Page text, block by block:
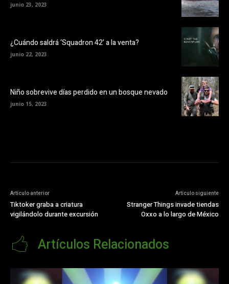
junio 23, 2023
¿Cuándo saldrá ‘Squadron 42’ a la venta?
junio 22, 2023
Niño sobrevive días perdido en un bosque nevado
junio 15, 2023
Artículo anterior
Tiktoker graba a criatura
vigilándolo durante excursión
Artículo siguiente
Stranger Things invade tiendas
Oxxo a lo largo de México
Artículos Relacionados